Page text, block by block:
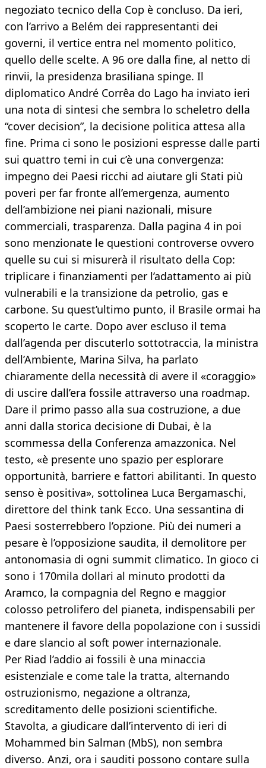
negoziato tecnico della Cop è concluso. Da ieri,
con l’arrivo a Belém dei rappresentanti dei
governi, il vertice entra nel momento politico,
quello delle scelte. A 96 ore dalla fine, al netto di
rinvii, la presidenza brasiliana spinge. Il
diplomatico André Corrêa do Lago ha inviato ieri
una nota di sintesi che sembra lo scheletro della
“cover decision”, la decisione politica attesa alla
fine. Prima ci sono le posizioni espresse dalle parti
sui quattro temi in cui c’è una convergenza:
impegno dei Paesi ricchi ad aiutare gli Stati più
poveri per far fronte all’emergenza, aumento
dell’ambizione nei piani nazionali, misure
commerciali, trasparenza. Dalla pagina 4 in poi
sono menzionate le questioni controverse ovvero
quelle su cui si misurerà il risultato della Cop:
triplicare i finanziamenti per l’adattamento ai più
vulnerabili e la transizione da petrolio, gas e
carbone. Su quest’ultimo punto, il Brasile ormai ha
scoperto le carte. Dopo aver escluso il tema
dall’agenda per discuterlo sottotraccia, la ministra
dell’Ambiente, Marina Silva, ha parlato
chiaramente della necessità di avere il «coraggio»
di uscire dall’era fossile attraverso una roadmap.
Dare il primo passo alla sua costruzione, a due
anni dalla storica decisione di Dubai, è la
scommessa della Conferenza amazzonica. Nel
testo, «è presente uno spazio per esplorare
opportunità, barriere e fattori abilitanti. In questo
senso è positiva», sottolinea Luca Bergamaschi,
direttore del think tank Ecco. Una sessantina di
Paesi sosterrebbero l’opzione. Più dei numeri a
pesare è l’opposizione saudita, il demolitore per
antonomasia di ogni summit climatico. In gioco ci
sono i 170mila dollari al minuto prodotti da
Aramco, la compagnia del Regno e maggior
colosso petrolifero del pianeta, indispensabili per
mantenere il favore della popolazione con i sussidi
e dare slancio al soft power internazionale.
Per Riad l’addio ai fossili è una minaccia
esistenziale e come tale la tratta, alternando
ostruzionismo, negazione a oltranza,
screditamento delle posizioni scientifiche.
Stavolta, a giudicare dall’intervento di ieri di
Mohammed bin Salman (MbS), non sembra
diverso. Anzi, ora i sauditi possono contare sulla